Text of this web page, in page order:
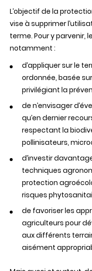
L’objectif de la
vise à supprimer
terme. Pour y
notamment :
d’appliquer sur le
ordonnée, basée
privilégiant la
de n’envisager
qu’en dernier
respectant la
pollinisateurs,
d’investir
techniques
protection
risques
de favoriser les
agriculteurs pour
aux différents
aisément